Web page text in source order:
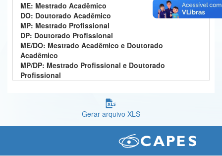
Ministério do Desenvolvimento Regional
Controladoria-Geral da União
Ministério da Mulher, da Família e dos Direitos Humanos
Secretaria-Geral
ME: Mestrado Acadêmico
DO: Doutorado Acadêmico
MP: Mestrado Profissional
DP: Doutorado Profissional
ME/DO: Mestrado Acadêmico e Doutorado
Acadêmico
MP/DP: Mestrado Profissional e Doutorado
Profissional
Gerar arquivo XLS